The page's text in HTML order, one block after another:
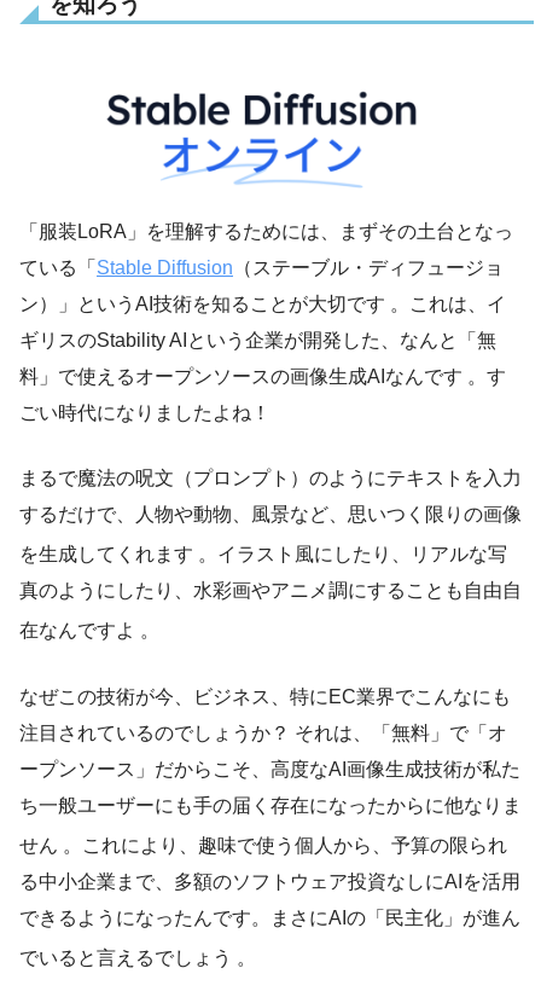
「服装LoRA」を理解するためには、まずその土台となっ
ている「 Stable Diffusion （ステーブル・ディフュージョ
ン）」というAI技術を知ることが大切です 。これは、イ
ギリスのStability AIという企業が開発した、なんと「無
料」で使えるオープンソースの画像生成AIなんです 。す
ごい時代になりましたよね！
まるで魔法の呪文（プロンプト）のようにテキストを入力
するだけで、人物や動物、風景など、思いつく限りの画像
を生成してくれます 。イラスト風にしたり、リアルな写
真のようにしたり、水彩画やアニメ調にすることも自由自
在なんですよ 。
なぜこの技術が今、ビジネス、特にEC業界でこんなにも
注目されているのでしょうか？ それは、「無料」で「オ
ープンソース」だからこそ、高度なAI画像生成技術が私た
ち一般ユーザーにも手の届く存在になったからに他なりま
せん 。これにより、趣味で使う個人から、予算の限られ
る中小企業まで、多額のソフトウェア投資なしにAIを活用
できるようになったんです。まさにAIの「民主化」が進ん
でいると言えるでしょう 。